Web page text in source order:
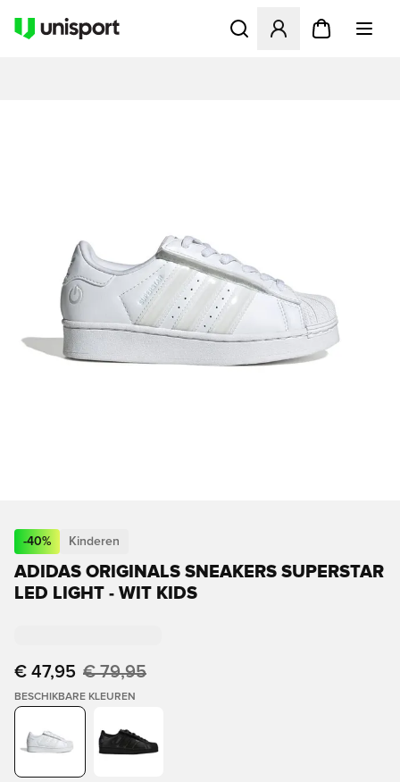
Opent een venster om in
-40% Kinderen
ADIDAS ORIGINALS SNEAKERS SUPERSTAR
LED LIGHT - WIT KIDS
€ 47,95 € 79,95
BESCHIKBARE KLEUREN